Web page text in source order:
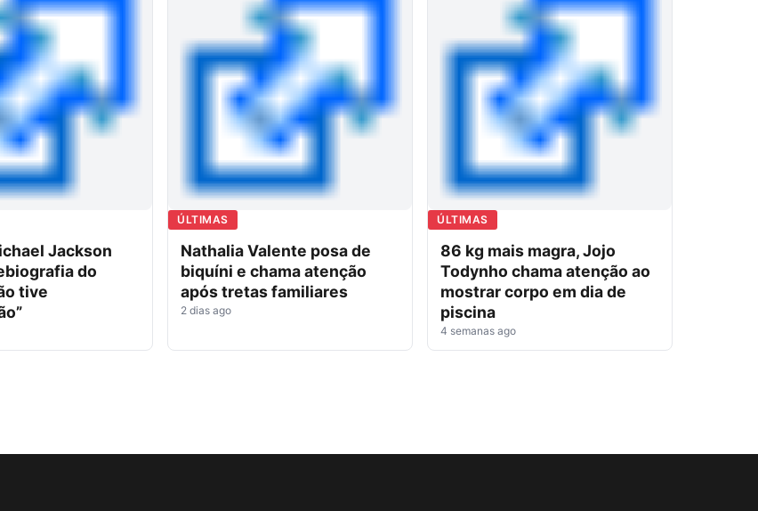
Jackson
do
tive
ÚLTIMAS
Nathalia Valente posa de
biquíni e chama atenção
após tretas familiares
2 dias ago
ÚLTIMAS
86 kg mais magra, Jojo
Todynho chama atenção ao
mostrar corpo em dia de
piscina
4 semanas ago